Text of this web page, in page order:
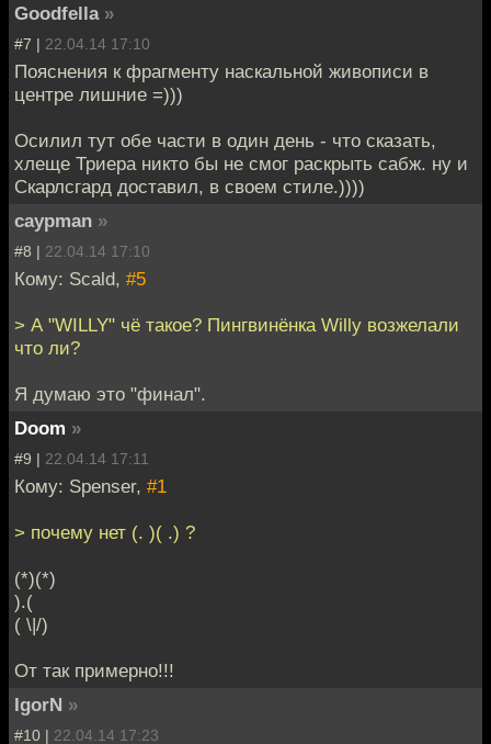
Goodfella »
#7 | 22.04.14 17:10
Пояснения к фрагменту наскальной живописи в
центре лишние =)))
Осилил тут обе части в один день - что сказать,
хлеще Триера никто бы не смог раскрыть сабж. ну и
Скарлсгард доставил, в своем стиле.))))
caypman »
#8 | 22.04.14 17:10
Кому: Scald, #5
> А "WILLY" чё такое? Пингвинёнка Willy возжелали
что ли?
Я думаю это "финал".
Doom »
#9 | 22.04.14 17:11
Кому: Spenser, #1
> почему нет (. )( .) ?
(*)(*)
).(
( \|/)
От так примерно!!!
IgorN »
#10 | 22.04.14 17:23